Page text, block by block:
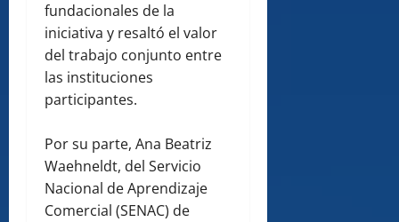
fundacionales de la
iniciativa y resaltó el valor
del trabajo conjunto entre
las instituciones
participantes.
Por su parte, Ana Beatriz
Waehneldt, del Servicio
Nacional de Aprendizaje
Comercial (SENAC) de